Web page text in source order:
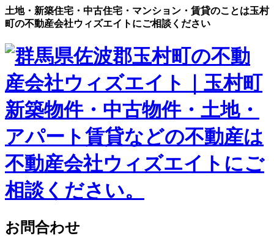
土地・新築住宅・中古住宅・マンション・賃貸のことは玉村
町の不動産会社ウィズエイトにご相談ください
お問合わせ